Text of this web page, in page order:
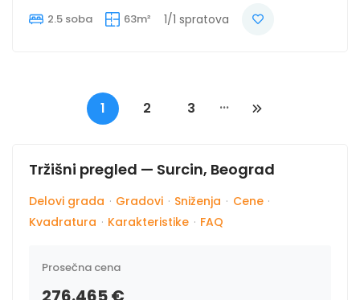
2.5 soba 63m² 1/1 spratova
1 2 3 ...
Tržišni pregled — Surcin, Beograd
Delovi grada · Gradovi · Sniženja · Cene ·
Kvadratura · Karakteristike · FAQ
Prosečna cena